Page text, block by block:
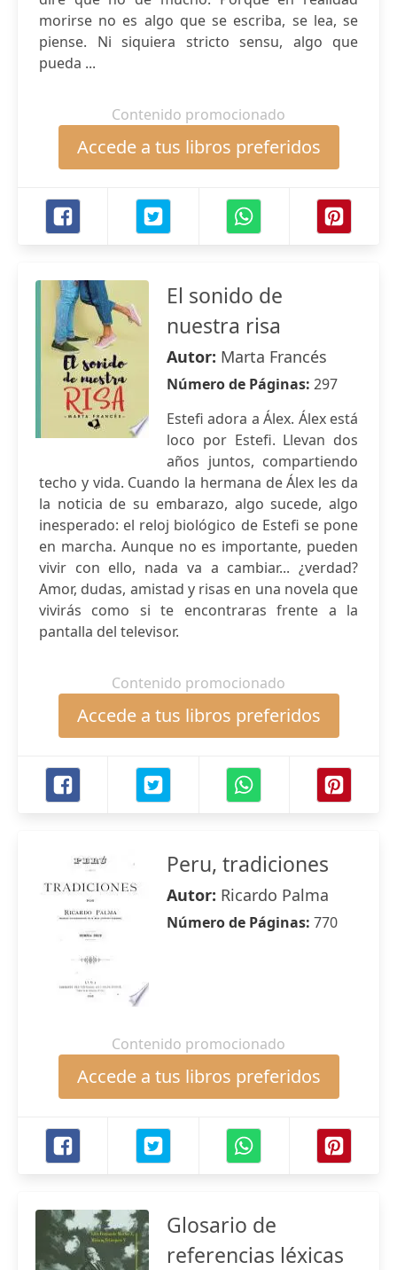
morirse no es algo que se escriba, se lea, se
piense. Ni siquiera stricto sensu, algo que
pueda ...
Contenido promocionado
Accede a tus libros preferidos
El sonido de
nuestra risa
Autor: Marta Francés
Número de Páginas: 297
Estefi adora a Álex. Álex está
loco por Estefi. Llevan dos
años juntos, compartiendo
techo y vida. Cuando la hermana de Álex les da
la noticia de su embarazo, algo sucede, algo
inesperado: el reloj biológico de Estefi se pone
en marcha. Aunque no es importante, pueden
vivir con ello, nada va a cambiar... ¿verdad?
Amor, dudas, amistad y risas en una novela que
vivirás como si te encontraras frente a la
pantalla del televisor.
Contenido promocionado
Accede a tus libros preferidos
Peru, tradiciones
Autor: Ricardo Palma
Número de Páginas: 770
Contenido promocionado
Accede a tus libros preferidos
Glosario de
referencias léxicas